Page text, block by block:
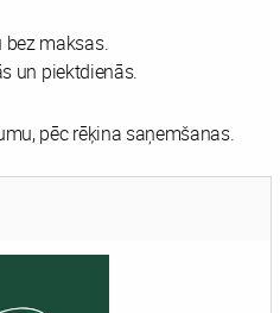
maksas.
un piektdienās.
pēc rēķina saņemšanas.